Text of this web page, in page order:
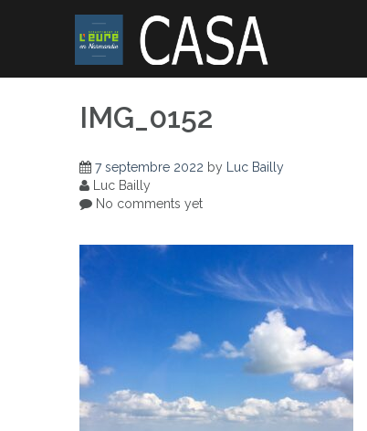
IMG_0152
7 septembre 2022 by
Luc Bailly
Luc Bailly
No comments yet